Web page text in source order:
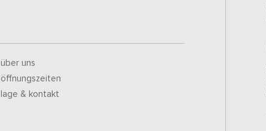
über uns
öffnungszeiten
lage & kontakt